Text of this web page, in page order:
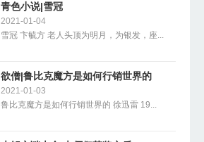
青色小说|雪冠
2021-01-04
雪冠 卞毓方 老人头顶为明月，为银发，座...
欲僧|鲁比克魔方是如何行销世界的
2021-01-03
鲁比克魔方是如何行销世界的 徐迅雷 19...